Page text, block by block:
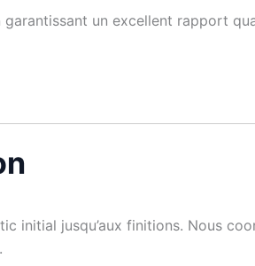
un excellent rapport
initial jusqu’aux finitions. Nous